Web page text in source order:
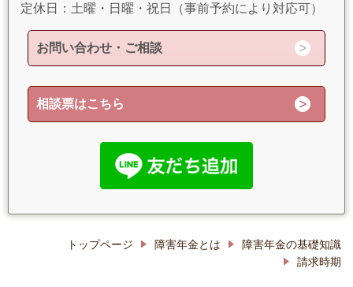
定休日：土曜・日曜・祝日（事前予約により対応可）
お問い合わせ・ご相談
相談票はこちら
トップページ 障害年金とは
障害年金の基礎知識
請求時期